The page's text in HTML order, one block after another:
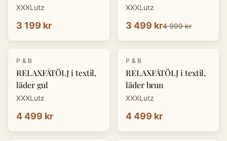
XXXLutz
3 199 kr
cognacfärgad
XXXLutz
3 499 kr4 999 kr
P & B
RELAXFÅTÖLJ i textil,
läder gul
XXXLutz
4 499 kr
P & B
RELAXFÅTÖLJ i textil,
läder brun
XXXLutz
4 499 kr